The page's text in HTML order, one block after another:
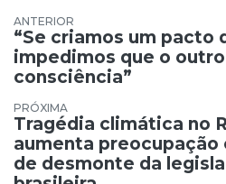
Navegação de
“Se criamos um pacto
impedimos que o
consciência”
Tragédia climática no
aumenta
de desmonte da